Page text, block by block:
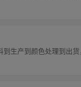
生产到颜色处理到出